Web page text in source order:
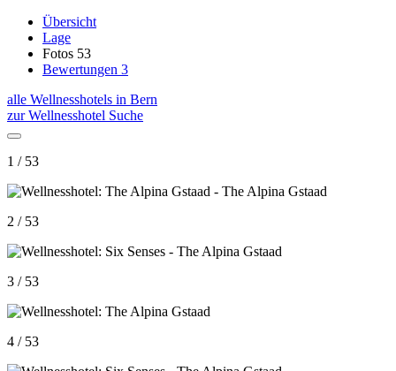
Übersicht
Lage
Fotos 53
Bewertungen 3
alle Wellnesshotels in Bern
zur Wellnesshotel Suche
1 / 53
2 / 53
3 / 53
4 / 53